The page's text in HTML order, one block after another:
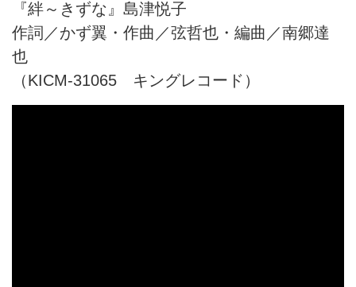
『絆～きずな』島津悦子
作詞／かず翼・作曲／弦哲也・編曲／南郷達
也
（KICM-31065 キングレコード）